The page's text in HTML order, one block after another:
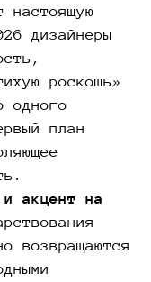
настоящую
дизайнеры
роскошь»
одного
план
и акцент на
возвращаются